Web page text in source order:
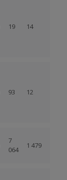
19 14
93 12
7
064
1 479